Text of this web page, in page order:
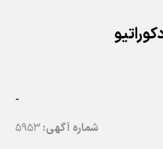
-
شماره آگهی:5953